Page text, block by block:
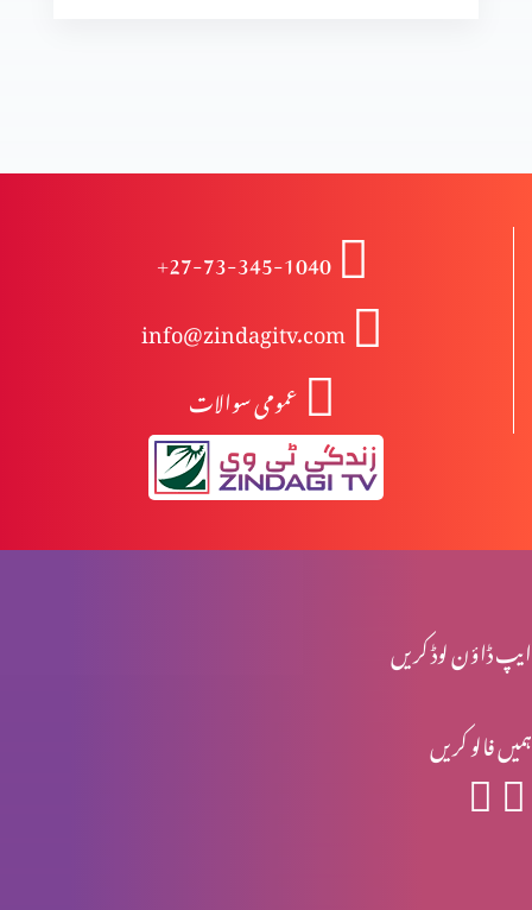
انبیاء و بزرگ – حزقی ایل (حصہ 2)
انبیا ءو بزرگ – حزقی ایل
انبیا ءو بزرگ – یرمیاہ (حصہ 2)
+27-73-345-1040
info@zindagitv.com
عمومی سوالات
ایپ ڈاؤن لوڈ کریں
ہمیں فالو کریں